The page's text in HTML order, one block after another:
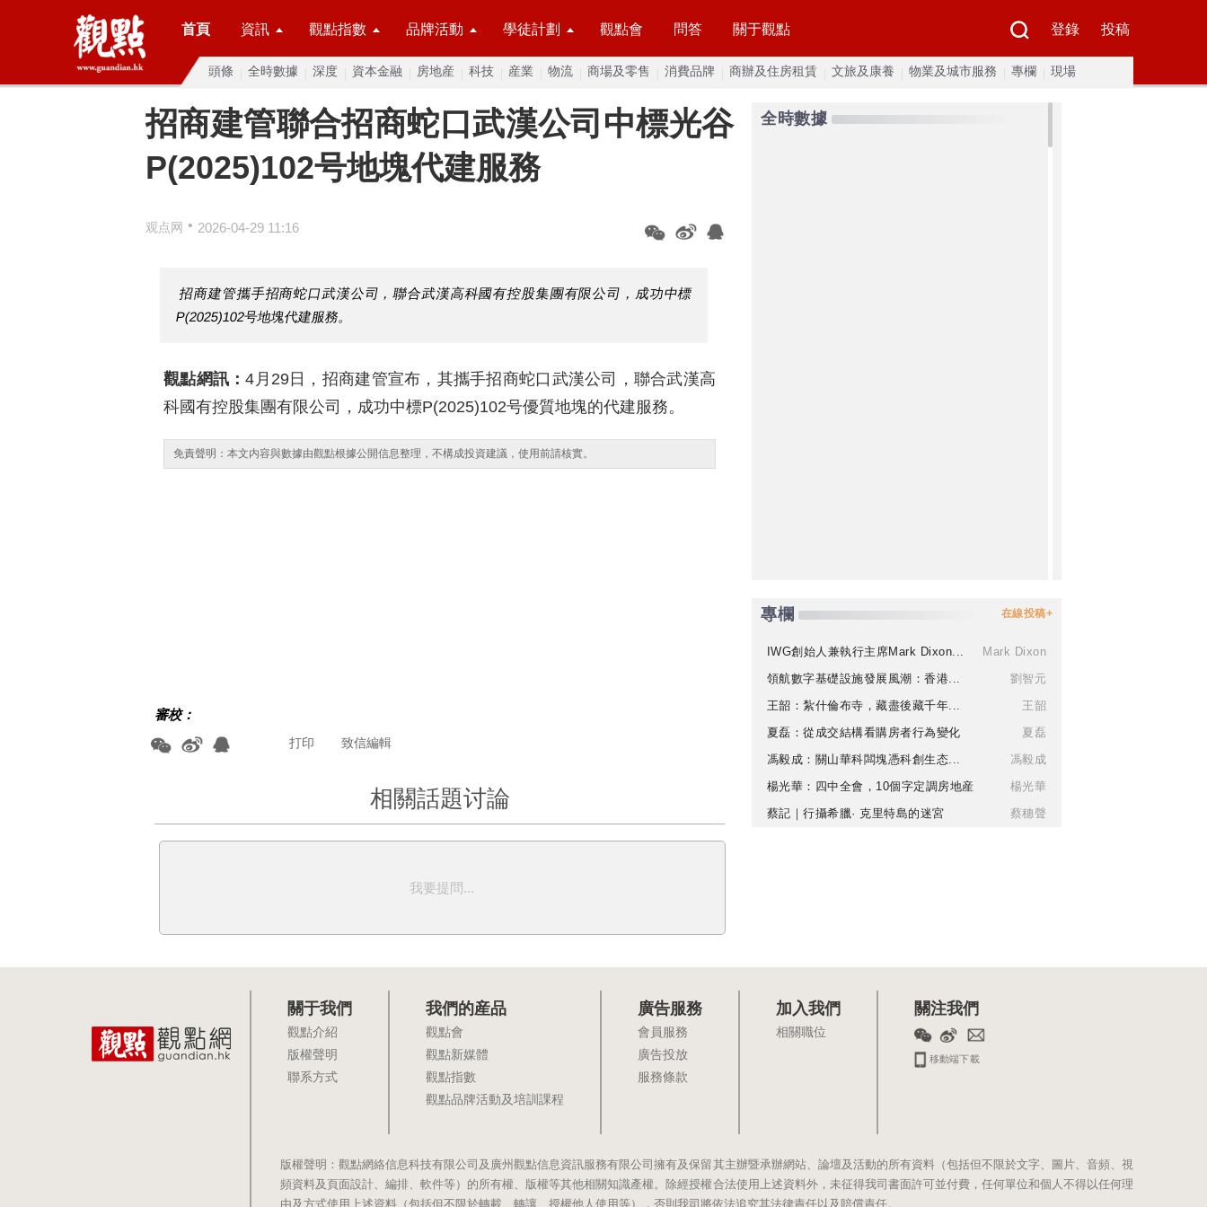
首頁 資訊 觀點指數 品牌活動 學徒計劃 觀點會 問答 關于觀點 登錄 投稿
頭條 全時數據 深度 資本金融 房地産 科技 産業 物流 商場及零售 消費品牌 商辦及住房租賃 文旅及康養 物業及城市服務 專欄 現場
招商建管聯合招商蛇口武漢公司中標光谷
P(2025)102号地塊代建服務
观点网 • 2026-04-29 11:16
招商建管攜手招商蛇口武漢公司，聯合武漢高科國有控股集團有限公司，成功中標
P(2025)102号地塊代建服務。
觀點網訊：4月29日，招商建管宣布，其攜手招商蛇口武漢公司，聯合武漢高
科國有控股集團有限公司，成功中標P(2025)102号優質地塊的代建服務。
免責聲明：本文内容與數據由觀點根據公開信息整理，不構成投資建議，使用前請核實。
審校：
致信編輯
打印
相關話題讨論
我要提問...
全時數據
專欄 在線投稿+
IWG創始人兼執行主席Mark Dixon...
Mark Dixon
領航數字基礎設施發展風潮：香港...
劉智元
王韶：紮什倫布寺，藏盡後藏千年...
王韶
夏磊：從成交結構看購房者行為變化
夏磊
馮毅成：關山華科闆塊憑科創生态...
馮毅成
楊光華：四中全會，10個字定調房地産
楊光華
蔡記｜行攝希臘· 克里特島的迷宮
蔡穗聲
關于我們
觀點介紹
版權聲明
聯系方式
我們的産品
觀點會
觀點新媒體
觀點指數
觀點品牌活動及培訓課程
廣告服務
會員服務
廣告投放
服務條款
加入我們
相關職位
關注我們
移動端下載
版權聲明：觀點網絡信息科技有限公司及廣州觀點信息資訊服務有限公司擁有及保留其主辦暨承辦網站、論壇及活動的所有資料（包括但不限於文字、圖片、音頻、視
頻資料及頁面設計、編排、軟件等）的所有權、版權等其他相關知識產權。除經授權合法使用上述資料外，未征得我司書面許可並付費，任何單位和個人不得以任何理
由及方式使用上述資料（包括但不限於轉載、轉讓、授權他人使用等），否則我司將依法追究其法律責任以及賠償責任。